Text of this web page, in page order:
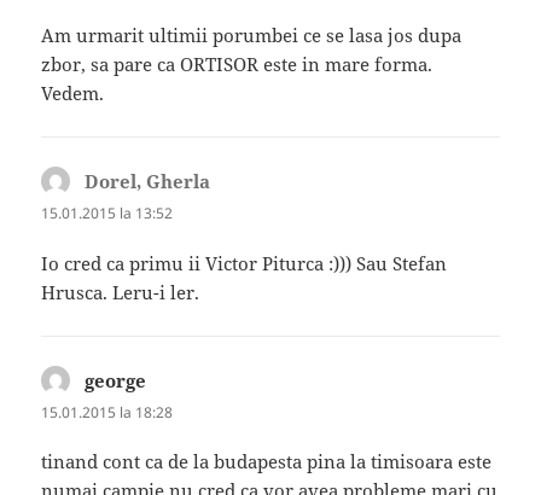
Am urmarit ultimii porumbei ce se lasa jos dupa
zbor, sa pare ca ORTISOR este in mare forma.
Vedem.
Dorel, Gherla
15.01.2015 la 13:52
Io cred ca primu ii Victor Piturca :))) Sau Stefan
Hrusca. Leru-i ler.
george
15.01.2015 la 18:28
tinand cont ca de la budapesta pina la timisoara este
numai campie nu cred ca vor avea probleme mari cu